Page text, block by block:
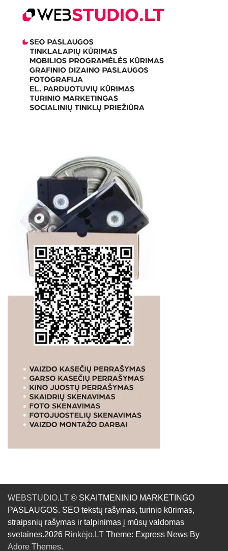
WEBSTUDIO.LT © SKAITMENINIO MARKETINGO
PASLAUGOS. SEO tekstų rašymas, turinio kūrimas,
straipsnių rašymas ir talpinimas į mūsų valdomas
svetaines.2026 Rinkėjo.LT Theme: Express News By
Adore Themes.